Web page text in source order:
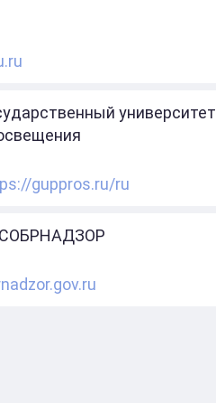
университет
guppros.ru/ru